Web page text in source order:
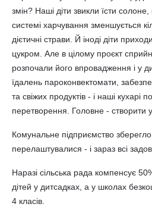
змін? Наші діти звикли їсти
системі харчування зменшується
дієтичні страви. Й іноді діти
цукром. Але в цілому проєкт
розпочали його впровадження і у
їдалень пароконвектомати,
та свіжих продуктів - і наші кухарі
перетворення. Головне - створити
Комунальне підприємство зберегло
перелаштувалися - і зараз всі
Наразі сільська рада компенсує
дітей у дитсадках, а у школах
4 класів.